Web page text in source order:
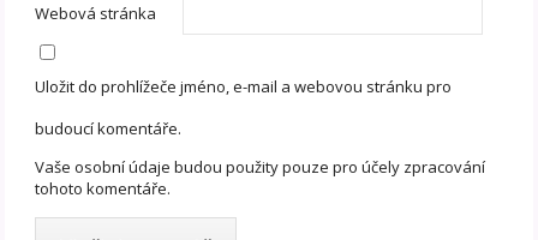
Webová stránka
Uložit do prohlížeče jméno, e-mail a webovou stránku pro
budoucí komentáře.
Vaše osobní údaje budou použity pouze pro účely zpracování
tohoto komentáře.